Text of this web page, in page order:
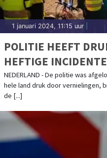
1 januari 2024, 11:15 uur
POLITIE HEEFT
HEFTIGE
TEGEN
NEDERLAND - De politie was
hele land druk door vernielingen,
de [...]